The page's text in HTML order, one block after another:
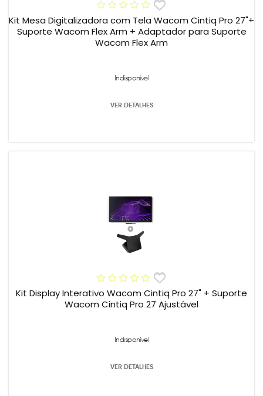
Kit Mesa Digitalizadora com Tela Wacom Cintiq Pro 27"+
Suporte Wacom Flex Arm + Adaptador para Suporte
Wacom Flex Arm
Indisponível
VER DETALHES
Kit Display Interativo Wacom Cintiq Pro 27" + Suporte
Wacom Cintiq Pro 27 Ajustável
Indisponível
VER DETALHES